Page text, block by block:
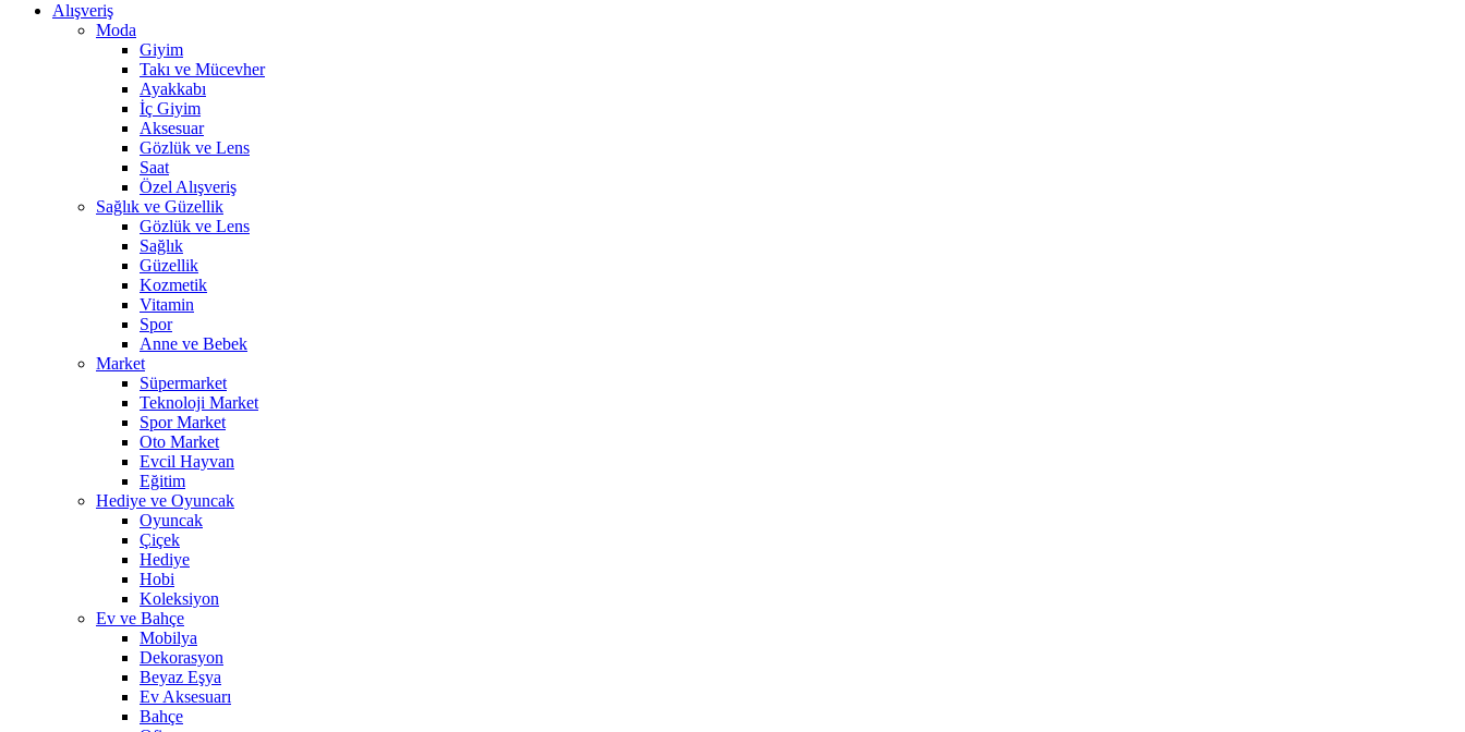
Alışveriş
Moda
Giyim
Takı ve Mücevher
Ayakkabı
İç Giyim
Aksesuar
Gözlük ve Lens
Saat
Özel Alışveriş
Sağlık ve Güzellik
Gözlük ve Lens
Sağlık
Güzellik
Kozmetik
Vitamin
Spor
Anne ve Bebek
Market
Süpermarket
Teknoloji Market
Spor Market
Oto Market
Evcil Hayvan
Eğitim
Hediye ve Oyuncak
Oyuncak
Çiçek
Hediye
Hobi
Koleksiyon
Ev ve Bahçe
Mobilya
Dekorasyon
Beyaz Eşya
Ev Aksesuarı
Bahçe